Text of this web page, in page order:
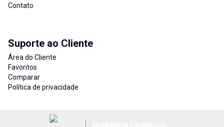
Contato
Suporte ao Cliente
Área do Cliente
Favoritos
Comparar
Política de privacidade